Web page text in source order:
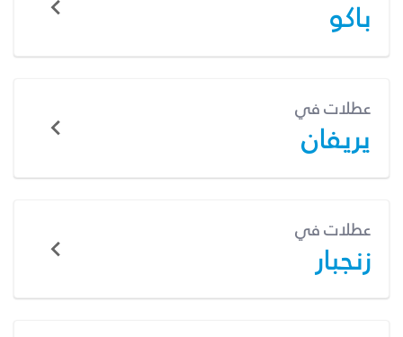
باكو
عطلات في
يريفان
عطلات في
زنجبار